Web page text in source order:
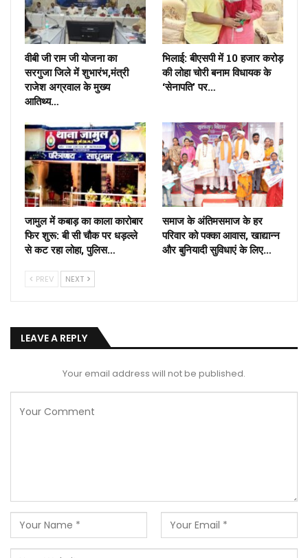
वीबी जी राम जी योजना का
सरगुजा जिले में शुभारंभ,मंत्री
राजेश अग्रवाल के मुख्य
आतिथ्य…
भिलाई: बीएसपी में 10 हजार करोड़
की लोहा चोरी बनाम विधायक के
‘सेनापति’ पर…
जामुल में कबाड़ का काला कारोबार
फिर शुरू: बी सी चौक पर धड़ल्ले
से कट रहा लोहा, पुलिस…
समाज के अंतिमसमाज के हर
परिवार को पक्का आवास, खाद्यान्न
और बुनियादी सुविधाएं के लिए…
PREV NEXT
LEAVE A REPLY
Your email address will not be published.